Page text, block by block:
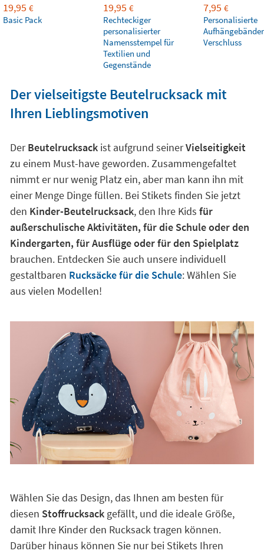
19,95 €
Basic Pack
19,95 €
Rechteckiger
personalisierter
Namensstempel für
Textilien und
Gegenstände
7,95 €
Personalisierte
Verschluss
Der vielseitigste Beutelrucksack mit
Ihren Lieblingsmotiven
DerBeutelrucksackist aufgrund seinerVielseitigkeit
zu einem Must-have geworden. Zusammengefaltet
nimmt er nur wenig Platz ein, aber man kann ihn mit
einer Menge Dinge füllen. Bei Stikets finden Sie jetzt
den Kinder-Beutelrucksack, den Ihre Kids für
außerschulische Aktivitäten, für die Schule oder den
Kindergarten, für Ausflüge oder für den Spielplatz
brauchen. Entdecken Sie auch unsere individuell
gestaltbaren Rucksäcke für die Schule: Wählen Sie
aus vielen Modellen!
Wählen Sie das Design, das Ihnen am besten für
diesen Stoffrucksackgefällt, und die ideale Größe,
damit Ihre Kinder den Rucksack tragen können.
Darüber hinaus können Sie nur bei Stikets Ihren